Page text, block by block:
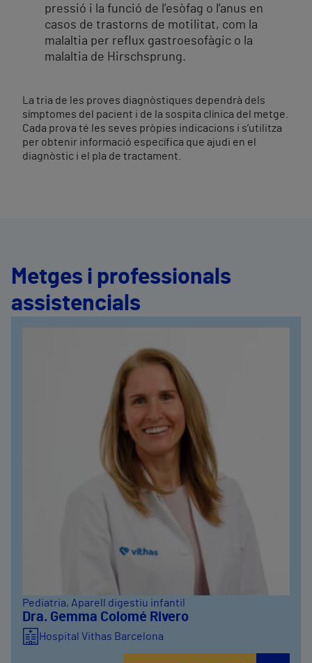
pressió i la funció de l’esòfag o l’anus en
casos de trastorns de motilitat, com la
malaltia per reflux gastroesofàgic o la
malaltia de Hirschsprung.
La tria de les proves diagnòstiques dependrà dels
símptomes del pacient i de la sospita clínica del metge.
Cada prova té les seves pròpies indicacions i s’utilitza
per obtenir informació específica que ajudi en el
diagnòstic i el pla de tractament.
Metges i professionals
assistencials
Pediatria, Aparell digestiu infantil
Dra. Gemma Colomé Rivero
Hospital Vithas Barcelona